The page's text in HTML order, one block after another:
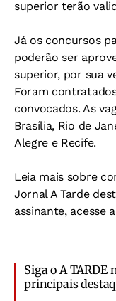
superior terão
Já os concursos
poderão ser
superior, por sua
Foram
convocados. As
Brasília, Rio de
Alegre e Recife.
Leia mais sobre
Jornal A Tarde
assinante, acesse
Siga o A TARDE
principais